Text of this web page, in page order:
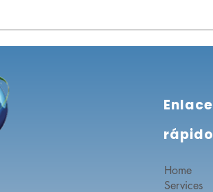
Enlace
rápido
Home
Services